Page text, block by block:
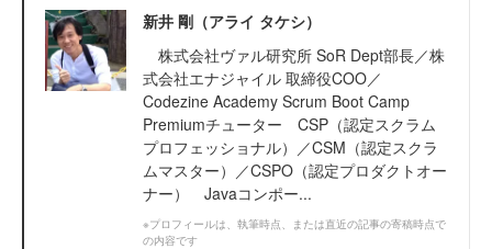
新井 剛（アライ タケシ）
株式会社ヴァル研究所 SoR Dept部長／株
式会社エナジャイル 取締役COO／
Codezine Academy Scrum Boot Camp
Premiumチューター CSP（認定スクラム
プロフェッショナル）／CSM（認定スクラ
ムマスター）／CSPO（認定プロダクトオー
ナー） Javaコンポー...
※プロフィールは、執筆時点、または直近の記事の寄稿時点で
の内容です